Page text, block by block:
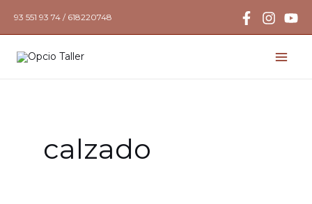
93 551 93 74 / 618220748
calzado